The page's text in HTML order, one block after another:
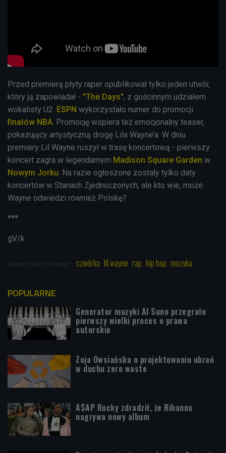
Przed premierą płyty raper opublikował tylko jeden utwór,
który ją zapowiadał - "The Days", z gościnnym udziałem
wokalisty U2. ESPN wykorzystało numer do promocji
finałów NBA. Promocję wspiera też emocjonalny teaser,
pokazujący artystyczną drogę Lila Wayne’a. W dniu
premiery Lil Wayne ruszył w trasę koncertową - pierwszy
koncert zagra w legendarnym Madison Square Garden w
Nowym Jorku. Na razie ogłoszone zostały tylko daty
koncertów w Stanach Zjednoczonych, ale kto wie, może
Wayne odwiedzi również Polskę?
***
gV/k
Zobacz więcej na temat: czwórka lil wayne rap hip hop muzyka
POPULARNE
Generator muzyki AI Suno przegrało
pierwszy wielki proces o prawa
autorskie
Zoja Owsiańska o projektowaniu ubrań
w duchu zero waste
A$AP Rocky zdradził, że Rihanna
nagrywa nowy album